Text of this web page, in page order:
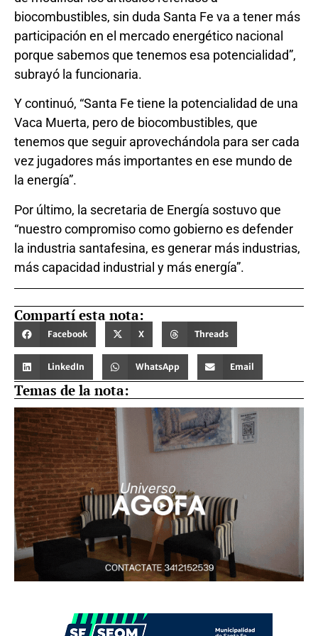
biocombustibles, sin duda Santa Fe va a tener más
participación en el mercado energético nacional
porque sabemos que tenemos esa potencialidad”,
subrayó la funcionaria.
Y continuó, “Santa Fe tiene la potencialidad de una
Vaca Muerta, pero de biocombustibles, que
tenemos que seguir aprovechándola para ser cada
vez jugadores más importantes en ese mundo de
la energía”.
Por último, la secretaria de Energía sostuvo que
“nuestro compromiso como gobierno es defender
la industria santafesina, es generar más industrias,
más capacidad industrial y más energía”.
Compartí esta nota:
Facebook X Threads
LinkedIn WhatsApp Email
Temas de la nota: